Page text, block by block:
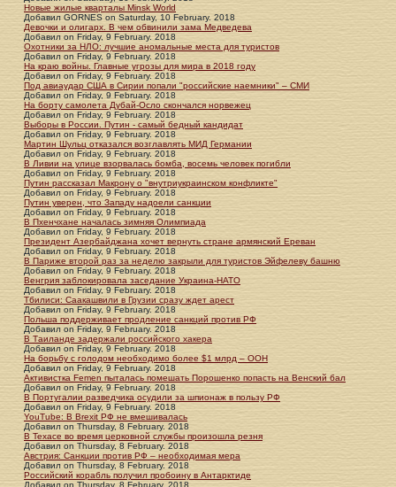
Новые жилые кварталы Minsk World
Добавил GORNES on Saturday, 10 February. 2018
Девочки и олигарх. В чем обвинили зама Медведева
Добавил on Friday, 9 February. 2018
Охотники за НЛО: лучшие аномальные места для туристов
Добавил on Friday, 9 February. 2018
На краю войны. Главные угрозы для мира в 2018 году
Добавил on Friday, 9 February. 2018
Под авиаудар США в Сирии попали "российские наемники" – СМИ
Добавил on Friday, 9 February. 2018
На борту самолета Дубай-Осло скончался норвежец
Добавил on Friday, 9 February. 2018
Выборы в России. Путин - самый бедный кандидат
Добавил on Friday, 9 February. 2018
Мартин Шульц отказался возглавлять МИД Германии
Добавил on Friday, 9 February. 2018
В Ливии на улице взорвалась бомба, восемь человек погибли
Добавил on Friday, 9 February. 2018
Путин рассказал Макрону о "внутриукраинском конфликте"
Добавил on Friday, 9 February. 2018
Путин уверен, что Западу надоели санкции
Добавил on Friday, 9 February. 2018
В Пхенчхане началась зимняя Олимпиада
Добавил on Friday, 9 February. 2018
Президент Азербайджана хочет вернуть стране армянский Ереван
Добавил on Friday, 9 February. 2018
В Париже второй раз за неделю закрыли для туристов Эйфелеву башню
Добавил on Friday, 9 February. 2018
Венгрия заблокировала заседание Украина-НАТО
Добавил on Friday, 9 February. 2018
Тбилиси: Саакашвили в Грузии сразу ждет арест
Добавил on Friday, 9 February. 2018
Польша поддерживает продление санкций против РФ
Добавил on Friday, 9 February. 2018
В Таиланде задержали российского хакера
Добавил on Friday, 9 February. 2018
На борьбу с голодом необходимо более $1 млрд – ООН
Добавил on Friday, 9 February. 2018
Активистка Femen пыталась помешать Порошенко попасть на Венский бал
Добавил on Friday, 9 February. 2018
В Португалии разведчика осудили за шпионаж в пользу РФ
Добавил on Friday, 9 February. 2018
YouTube: В Brexit РФ не вмешивалась
Добавил on Thursday, 8 February. 2018
В Техасе во время церковной службы произошла резня
Добавил on Thursday, 8 February. 2018
Австрия: Санкции против РФ – необходимая мера
Добавил on Thursday, 8 February. 2018
Российский корабль получил пробоину в Антарктиде
Добавил on Thursday, 8 February. 2018